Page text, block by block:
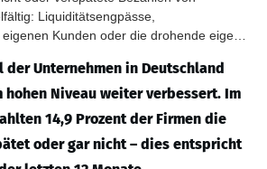
Liquiditätsengpässe,
Kunden oder die drohende eigene
der Unternehmen in Deutschland
hohen Niveau weiter verbessert. Im
14,9 Prozent der Firmen die
oder gar nicht – dies entspricht